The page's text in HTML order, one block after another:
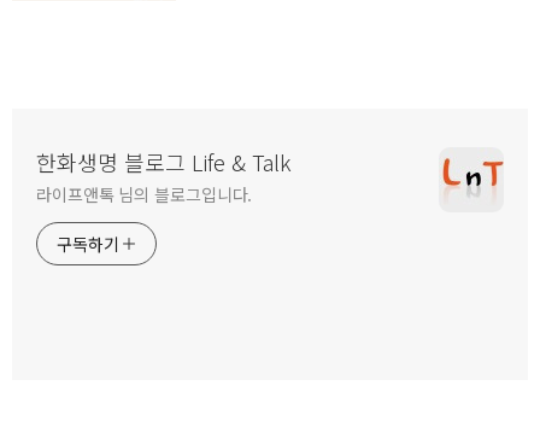
한화생명 블로그 Life & Talk
라이프앤톡 님의 블로그입니다.
구독하기